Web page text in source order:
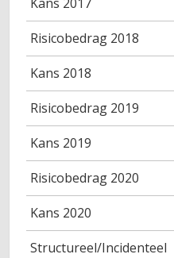
Risicobedrag 2018
Kans 2018
Risicobedrag 2019
Kans 2019
Risicobedrag 2020
Kans 2020
Structureel/Incidenteel